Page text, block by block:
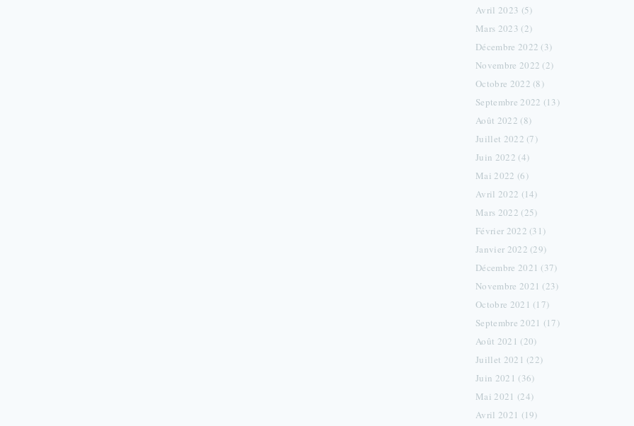
Avril 2023 (5)
Mars 2023 (2)
Décembre 2022 (3)
Novembre 2022 (2)
Octobre 2022 (8)
Septembre 2022 (13)
Août 2022 (8)
Juillet 2022 (7)
Juin 2022 (4)
Mai 2022 (6)
Avril 2022 (14)
Mars 2022 (25)
Février 2022 (31)
Janvier 2022 (29)
Décembre 2021 (37)
Novembre 2021 (23)
Octobre 2021 (17)
Septembre 2021 (17)
Août 2021 (20)
Juillet 2021 (22)
Juin 2021 (36)
Mai 2021 (24)
Avril 2021 (19)